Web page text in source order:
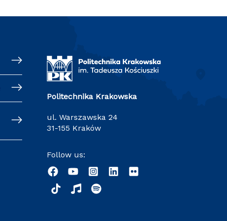
Politechnika Krakowska
ul. Warszawska 24
31-155 Kraków
Follow us: